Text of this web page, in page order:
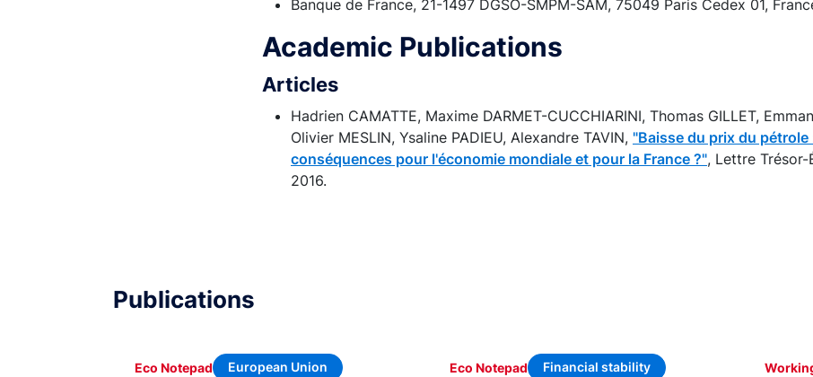
Banque de France, 21-1497 DGSO-SMPM-SAM, 75049 Paris Cedex 01,
Academic Publications
Articles
Hadrien CAMATTE, Maxime DARMET-CUCCHIARINI, Thomas GILLET,
Olivier MESLIN, Ysaline PADIEU, Alexandre TAVIN, "Baisse du prix du pétrole
conséquences pour l'économie mondiale et pour la France ?", Lettre Trésor-
2016.
Publications
Eco Notepad European Union Eco Notepad Financial stability